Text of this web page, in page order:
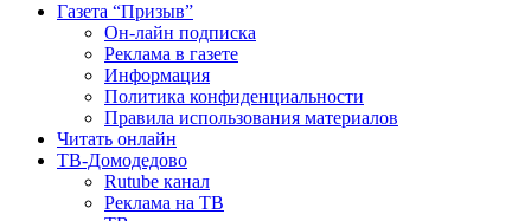
Газета “Призыв”
Он-лайн подписка
Реклама в газете
Информация
Политика конфиденциальности
Правила использования материалов
Читать онлайн
ТВ-Домодедово
Rutube канал
Реклама на ТВ